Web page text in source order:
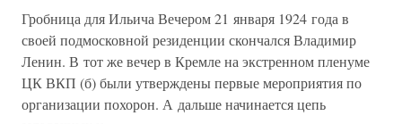
Гробница для Ильича Вечером 21 января 1924 года в
своей подмосковной резиденции скончался Владимир
Ленин. В тот же вечер в Кремле на экстренном пленуме
ЦК ВКП (б) были утверждены первые мероприятия по
организации похорон. А дальше начинается цепь